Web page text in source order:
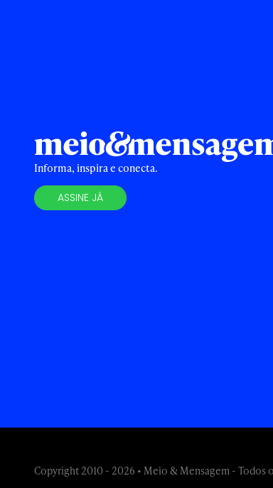
Informa, inspira e conecta.
ASSINE JÁ
Copyright 2010 - 2026 • Meio & Mensagem - Todos